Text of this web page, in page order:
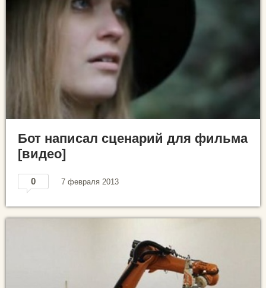
Бот написал cценарий для фильма
[видео]
0 7 февраля 2013